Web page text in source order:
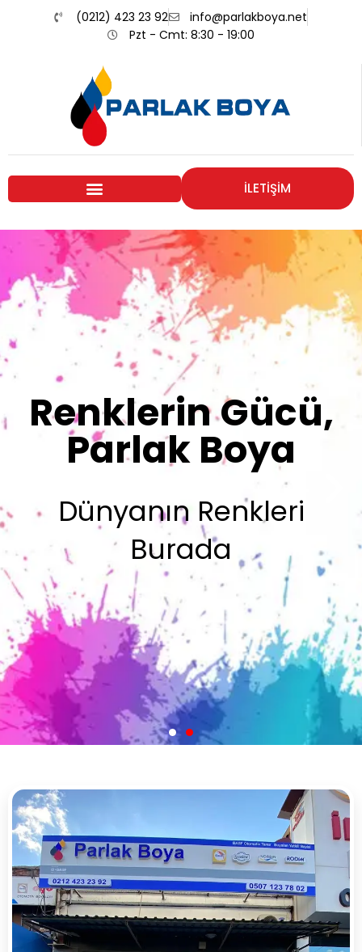
(0212) 423 23 92
info@parlakboya.net
Pzt - Cmt: 8:30 - 19:00
İLETİŞİM
Renklerimiz
Sizin İmzanız
Olsun